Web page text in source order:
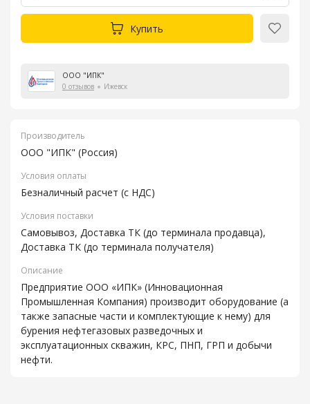
Купить
ООО "ИПК"
0 отзывов
Ижевск
Производитель
ООО "ИПК" (Россия)
Условия оплаты
Безналичный расчет (с НДС)
Условия поставки
Самовывоз, Доставка ТК (до терминала продавца),
Доставка ТК (до терминала получателя)
Описание
Предприятие ООО «ИПК» (Инновационная
Промышленная Компания) производит оборудование (а
также запасные части и комплектующие к нему) для
бурения нефтегазовых разведочных и
эксплуатационных скважин, КРС, ПНП, ГРП и добычи
нефти.